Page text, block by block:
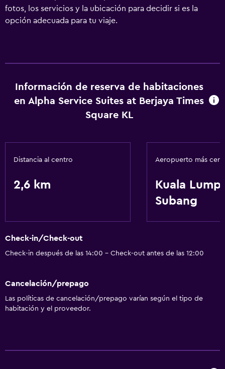
fotos, los servicios y la ubicación para decidir si es la
opción adecuada para tu viaje.
Información de reserva de habitaciones
en Alpha Service Suites at Berjaya Times
Square KL
Distancia al centro
2,6 km
Aeropuerto más
Kuala
Subang
Check-in/Check-out
Check-in después de las 14:00 - Check-out antes de las 12:00
Cancelación/prepago
Las políticas de cancelación/prepago varían según el tipo de
habitación y el proveedor.